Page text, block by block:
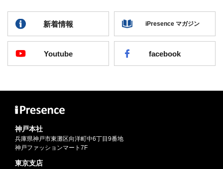
新着情報 iPresence マガジン
Youtube facebook
神戸本社
兵庫県神戸市東灘区向洋町中6丁目9番地
神戸ファッションマート7F
東京支店